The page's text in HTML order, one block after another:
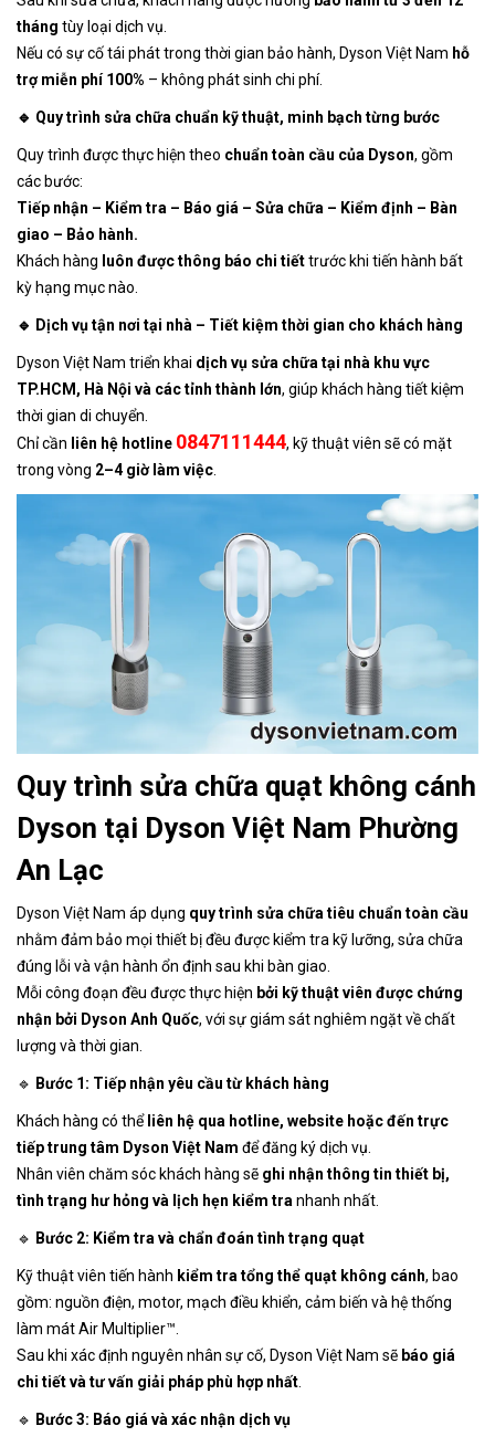
tháng tùy loại dịch vụ.
Nếu có sự cố tái phát trong thời gian bảo hành, Dyson Việt Nam hỗ
trợ miễn phí 100% – không phát sinh chi phí.
🔹 Quy trình sửa chữa chuẩn kỹ thuật, minh bạch từng bước
Quy trình được thực hiện theo chuẩn toàn cầu của Dyson, gồm
các bước:
Tiếp nhận – Kiểm tra – Báo giá – Sửa chữa – Kiểm định – Bàn
giao – Bảo hành.
Khách hàng luôn được thông báo chi tiếttrước khi tiến hành bất
kỳ hạng mục nào.
🔹 Dịch vụ tận nơi tại nhà – Tiết kiệm thời gian cho khách hàng
Dyson Việt Nam triển khai dịch vụ sửa chữa tại nhà khu vực
TP.HCM, Hà Nội và các tỉnh thành lớn, giúp khách hàng tiết kiệm
thời gian di chuyển.
Chỉ cần liên hệ hotline 0847111444, kỹ thuật viên sẽ có mặt
trong vòng 2–4 giờ làm việc.
Quy trình sửa chữa quạt không cánh
Dyson tại Dyson Việt Nam Phường
An Lạc
Dyson Việt Nam áp dụng quy trình sửa chữa tiêu chuẩn toàn cầu
nhằm đảm bảo mọi thiết bị đều được kiểm tra kỹ lưỡng, sửa chữa
đúng lỗi và vận hành ổn định sau khi bàn giao.
Mỗi công đoạn đều được thực hiện bởi kỹ thuật viên được chứng
nhận bởi Dyson Anh Quốc, với sự giám sát nghiêm ngặt về chất
lượng và thời gian.
🔹 Bước 1: Tiếp nhận yêu cầu từ khách hàng
Khách hàng có thể liên hệ qua hotline, website hoặc đến trực
tiếp trung tâm Dyson Việt Nam để đăng ký dịch vụ.
Nhân viên chăm sóc khách hàng sẽ ghi nhận thông tin thiết bị,
tình trạng hư hỏng và lịch hẹn kiểm tranhanh nhất.
🔹 Bước 2: Kiểm tra và chẩn đoán tình trạng quạt
Kỹ thuật viên tiến hành kiểm tra tổng thể quạt không cánh, bao
gồm: nguồn điện, motor, mạch điều khiển, cảm biến và hệ thống
làm mát Air Multiplier™.
Sau khi xác định nguyên nhân sự cố, Dyson Việt Nam sẽ báo giá
chi tiết và tư vấn giải pháp phù hợp nhất.
🔹 Bước 3: Báo giá và xác nhận dịch vụ